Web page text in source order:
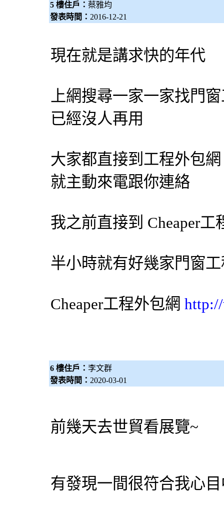
5 樓住戶： 蔡雅均
發表時間： 2016-12-21
現在就是講求快的年代
上網搜尋一家一家找門
已經沒人再用
大家都直接到工程外包網
就主動來電跟你連絡
我之前直接到 Cheaper工
半小時就有好幾家門窗
Cheaper工程外包網
6 樓住戶： 李文群
發表時間： 2020-03-01
前幾天去世貿看展覽~
有發現一間很符合我心